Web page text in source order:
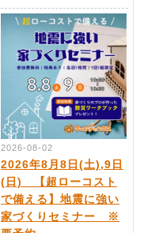
2026-08-02
2026年8月8日(土),9日
(日) 【超ローコスト
で備える】地震に強い
家づくりセミナー ※